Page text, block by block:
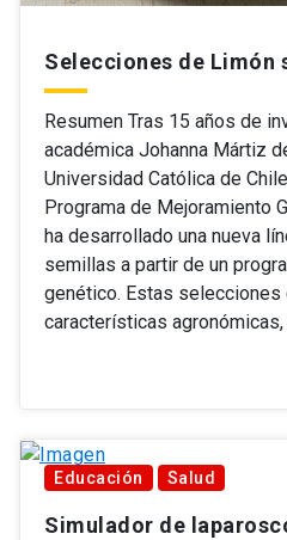
Selecciones de Limón
Resumen Tras 15 años de
académica Johanna Mártiz
Universidad Católica de
Programa de Mejoramiento
ha desarrollado una nueva
semillas a partir de un
genético. Estas selecciones
características
Educación Salud
Simulador de